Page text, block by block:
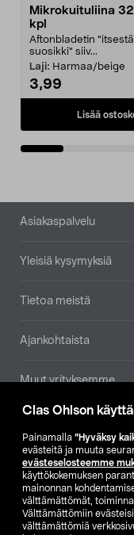
Clas Ohlson
Painamalla ”Hyväksy
evästeitä ja muuta
evästeselosteemme
käyttökokemuksen
mainonnan
välttämättömät,
Välttämättömiin
välttämättömiä
Mikrokuituliina
kpl
Aftonbladetin
suosikki" siiv...
Laji: Harmaa/beige
3,99
Lisää
Alatunniste
Asiakaspalvelu
Yleisiä kysymyksiä
Tietoa meistä
Ajankohtaista
Muut yrityksemme